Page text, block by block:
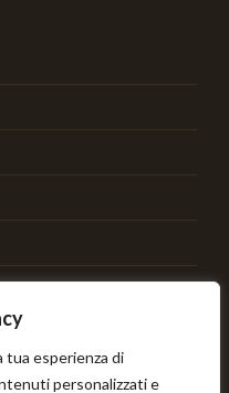
tua esperienza di
personalizzati e